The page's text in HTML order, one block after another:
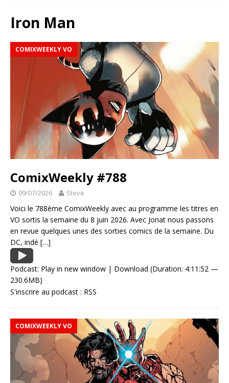
Iron Man
COMIXWEEKLY VO
ComixWeekly #788
09/07/2026 Steve
Voici le 788ème ComixWeekly avec au programme les titres en
VO sortis la semaine du 8 juin 2026. Avec Jonat nous passons
en revue quelques unes des sorties comics de la semaine. Du
DC, indé […]
Podcast: Play in new window | Download (Duration: 4:11:52 —
230.6MB)
S'inscrire au podcast : RSS
COMIXWEEKLY VO